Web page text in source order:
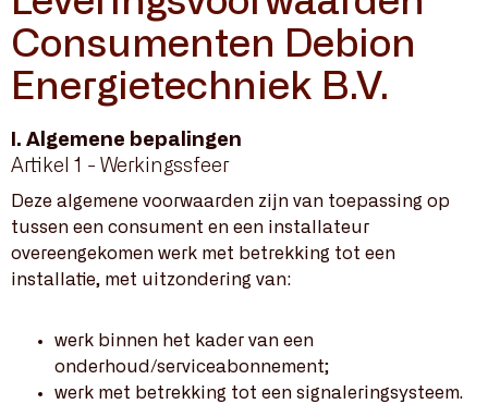
Opslag
Projecten
Debion
Werken bij
Consumenten Debion
Energietechniek B.V.
I. Algemene bepalingen
Artikel 1 - Werkingssfeer
Deze algemene voorwaarden zijn van toepassing op
tussen een consument en een installateur
overeengekomen werk met betrekking tot een
installatie, met uitzondering van:
werk binnen het kader van een
onderhoud/serviceabonnement;
werk met betrekking tot een signaleringsysteem.